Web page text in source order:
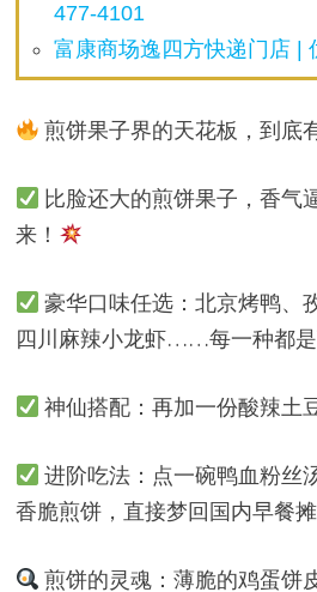
477-4101
富康商场逸四方快递门店 |
煎饼果子界的天花板，到底
比脸还大的煎饼果子，香气
来！
豪华口味任选：北京烤鸭、
四川麻辣小龙虾……每一种都是
神仙搭配：再加一份酸辣土
进阶吃法：点一碗鸭血粉丝
香脆煎饼，直接梦回国内早餐摊
煎饼的灵魂：薄脆的鸡蛋饼